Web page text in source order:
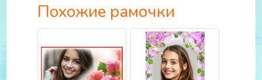
Похожие рамочки